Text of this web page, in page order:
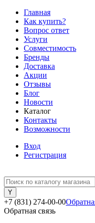
Главная
Как купить?
Вопрос ответ
Услуги
Совместимость
Бренды
Доставка
Акции
Отзывы
Блог
Новости
Каталог
Контакты
Возможности
Вход
Регистрация
+7 (831) 274-00-00
Обратная связь